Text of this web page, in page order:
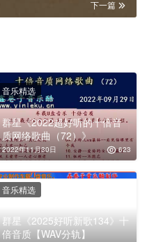
下一篇
群星《2022超好听的十倍音
质网络歌曲（72）》
2022年11月30日 623
音乐精选
群星《2025好听新歌134》十
倍音质【WAV分轨】
音乐精选